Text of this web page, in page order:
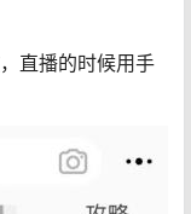
直播的时候用手